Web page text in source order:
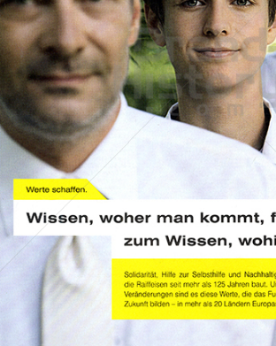
Raiffeisen RZB Group
Raiffeisen Bankengruppe Österreich